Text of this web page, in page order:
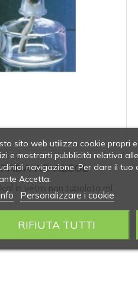
AD ALCOL
in vetro non tubolata ml
sito web utilizza cookie propri
e mostrarti pubblicità relativa
navigazione. Per dare il tuo
Accetta.
Personalizzare i cookie
RIFIUTA TUTTI